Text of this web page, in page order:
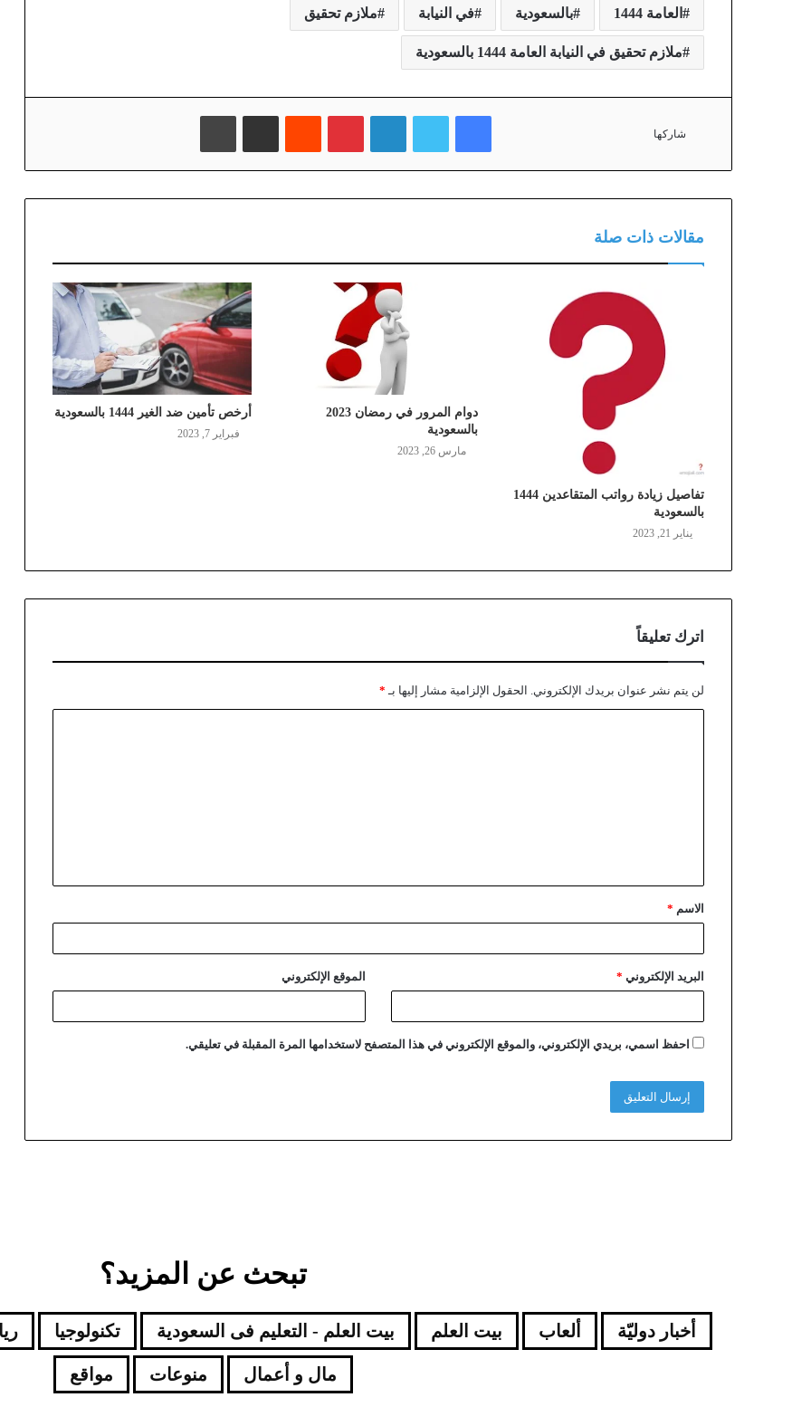
العامة 1444 بالسعودية في النيابة ملازم تحقيق
ملازم تحقيق في النيابة العامة 1444 بالسعودية
شاركها
فيسبوك تويتر لينكدإن بينتيريست مشاركة عبر البريد
مقالات ذات صلة
تفاصيل زيادة رواتب المتقاعدين 1444
بالسعودية
يناير 21, 2023
دوام المرور في رمضان 2023
بالسعودية
مارس 26, 2023
أرخص تأمين ضد الغير 1444 بالسعودية
فبراير 7, 2023
اترك تعليقاً
لن يتم نشر عنوان بريدك الإلكتروني. الحقول الإلزامية مشار إليها بـ *
الاسم *
البريد الإلكتروني * الموقع الإلكتروني
احفظ اسمي، بريدي الإلكتروني، والموقع الإلكتروني في هذا المتصفح لاستخدامها المرة المقبلة في تعليقي.
تبحث عن المزيد؟
أخبار دوليّة ألعاب بيت العلم بيت العلم - التعليم فى السعودية تكنولوجيا
مال و أعمال منوعات مواقع